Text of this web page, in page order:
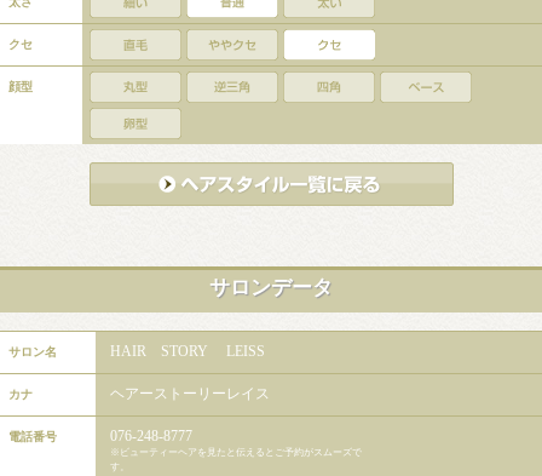
クセ
顔型
サロンデータ
サロン名 HAIR STORY LEISS
カナ ヘアーストーリーレイス
電話番号 076-248-8777
※ビューティーヘアを見たと伝えるとご予約がスムーズで
す。